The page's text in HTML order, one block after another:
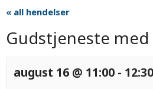
« all hendelser
Gudstjeneste
august 16 @ 11:00 - 12:30